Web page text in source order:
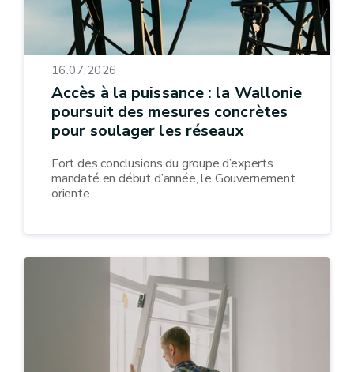
16.07.2026
Accès à la puissance : la Wallonie
poursuit des mesures concrètes
pour soulager les réseaux
Fort des conclusions du groupe d’experts
mandaté en début d’année, le Gouvernement
oriente...